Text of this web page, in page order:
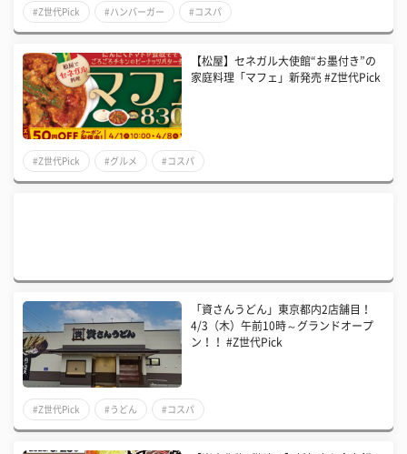
#Z世代Pick #ハンバーガー #コスパ
【松屋】セネガル大使館“お墨付き”の
家庭料理「マフェ」新発売 #Z世代Pick
#Z世代Pick #グルメ #コスパ
「資さんうどん」東京都内2店舗目！
4/3（木）午前10時～グランドオープ
ン！！ #Z世代Pick
#Z世代Pick #うどん #コスパ